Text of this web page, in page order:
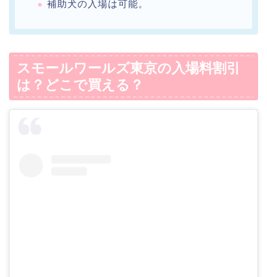
補助犬の入場は可能。
スモールワールズ東京の入場料割引
は？どこで買える？